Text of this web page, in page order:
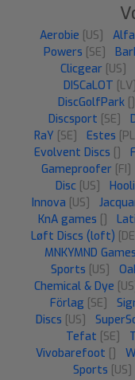
Aerobie [US]
Powers [SE]
Clicgear [US]
DISCaLOT [LV]
DiscGolfPark []
Discsport [SE]
RaY [SE] Estes
Evolvent Discs []
Gameproofer [FI]
Disc [US]
Innova [US]
KnA games []
Løft Discs (loft)
MNKYMND Games
Sports [US]
Chemical & Dye
Förlag [SE]
Discs [US]
Tefat [SE]
Vivobarefoot []
Sports [US]